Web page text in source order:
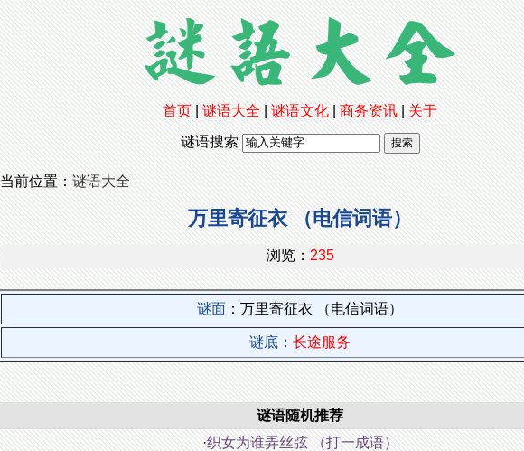
首页 谜语大全 谜语文化 商务资讯
关于
谜语搜索
当前位置： 谜语大全
万里寄征衣 （电信词语）
浏览： 235
谜面 ：万里寄征衣 （电信词语）
谜底 ： 长途服务
谜语随机推荐
·织女为谁弄丝弦 （打一成语）